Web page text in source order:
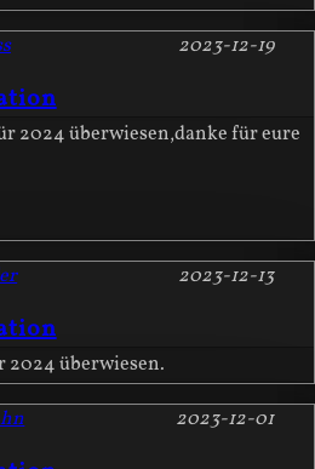
2023-12-19
2024 überwiesen,danke für eure
2023-12-13
2024 überwiesen.
2023-12-01